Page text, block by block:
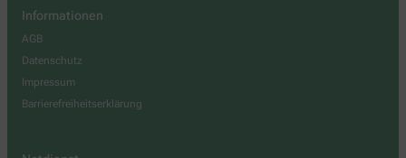
Informationen
AGB
Datenschutz
Impressum
Barrierefreiheitserklärung